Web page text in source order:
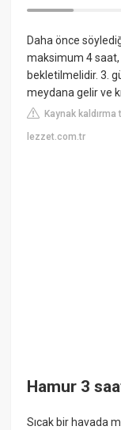
Daha önce
maksimum 4
bekletilmelidir. 3.
meydana gelir ve
Kaynak kaldırma
lezzet.com.tr
Hamur 3
Sıcak bir havada